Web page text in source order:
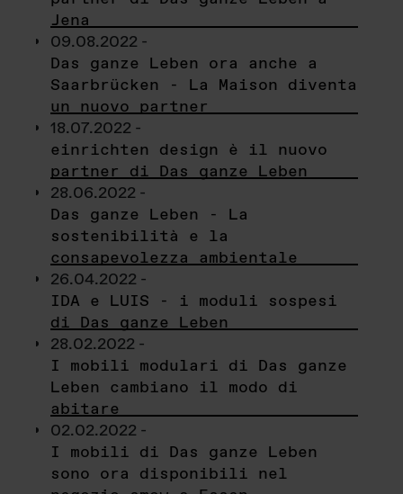
Jena
09.08.2022 -
Das ganze Leben ora anche a
Saarbrücken - La Maison diventa
un nuovo partner
18.07.2022 -
einrichten design è il nuovo
partner di Das ganze Leben
28.06.2022 -
Das ganze Leben - La
sostenibilità e la
consapevolezza ambientale
26.04.2022 -
IDA e LUIS - i moduli sospesi
di Das ganze Leben
28.02.2022 -
I mobili modulari di Das ganze
Leben cambiano il modo di
abitare
02.02.2022 -
I mobili di Das ganze Leben
sono ora disponibili nel